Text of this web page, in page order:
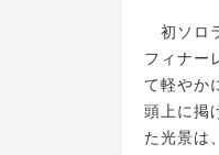
初ソロ
フィナー
て軽やか
頭上に掲
た光景は